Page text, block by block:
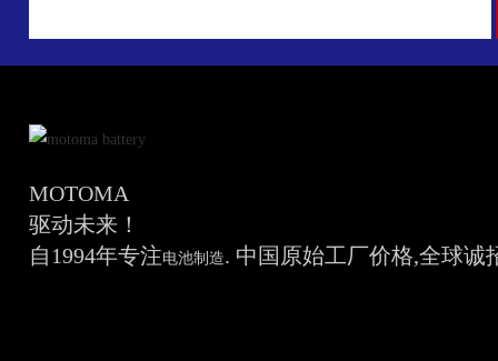
MOTOMA
驱动未来！
自1994年专注电池制造. 中国原始工厂价格,全球诚